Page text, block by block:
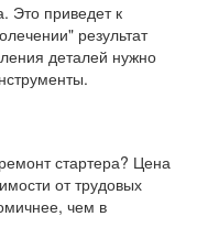
Это приведет к
результат
деталей нужно
стартера? Цена
от трудовых
чем в